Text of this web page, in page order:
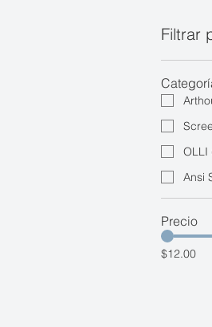
Filtrar
OLLI
Ansi
Precio
$12.00